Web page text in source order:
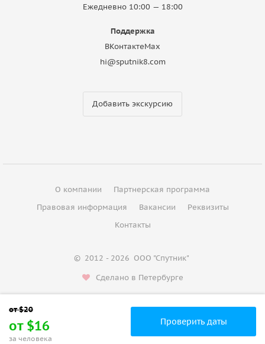
от $16
за человека
Проверить даты
Ежедневно 10:00 — 18:00
Поддержка
ВКонтактеMax
hi@sputnik8.com
Добавить экскурсию
О компании
Партнерская программа
Правовая информация
Вакансии
Реквизиты
Контакты
© 2012 - 2026 ООО "Спутник"
Сделано в Петербурге